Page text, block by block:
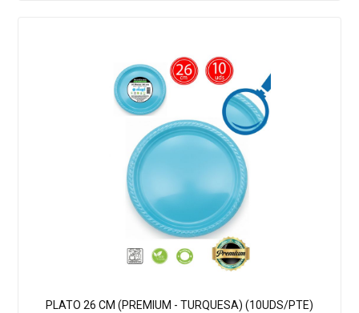
PLATO 26 CM (PREMIUM - TURQUESA) (10UDS/PTE)